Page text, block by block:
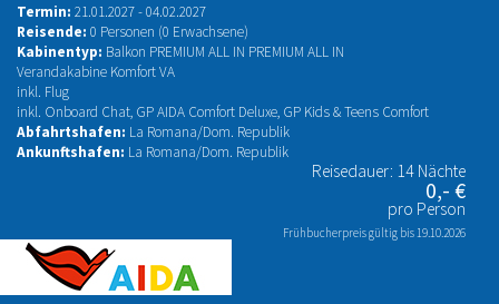
Termin: 21.01.2027 - 04.02.2027
Reisende: 0 Personen (0 Erwachsene)
Kabinentyp: Balkon PREMIUM ALL IN PREMIUM ALL IN
Verandakabine Komfort VA
inkl. Flug
inkl. Onboard Chat, GP AIDA Comfort Deluxe, GP Kids & Teens Comfort
Abfahrtshafen: La Romana/Dom. Republik
Ankunftshafen: La Romana/Dom. Republik
Reisedauer: 14 Nächte
0,- €
pro Person
Frühbucherpreis gültig bis 19.10.2026